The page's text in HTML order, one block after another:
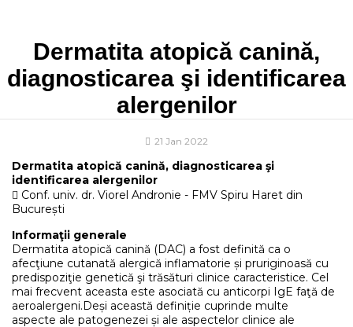
Dermatita atopică canină,
diagnosticarea şi identificarea
alergenilor
21 Jan 2022
Dermatita atopică canină, diagnosticarea şi
identificarea alergenilor
 Conf. univ. dr. Viorel Andronie - FMV Spiru Haret din
București
Informaţii generale
Dermatita atopică canină (DAC) a fost definită ca o
afecţiune cutanată alergică inflamatorie și pruriginoasă cu
predispoziţie genetică şi trăsături clinice caracteristice. Cel
mai frecvent aceasta este asociată cu anticorpi IgE faţă de
aeroalergeni.Deși această definiție cuprinde multe
aspecte ale patogenezei și ale aspectelor clinice ale